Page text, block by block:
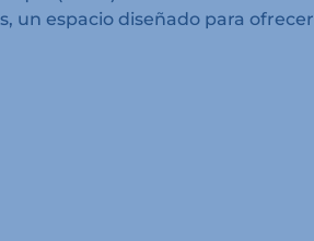
un espacio diseñado para ofrecer